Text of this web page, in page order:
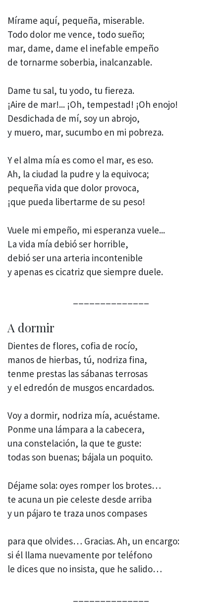
Mírame aquí, pequeña, miserable.
Todo dolor me vence, todo sueño;
mar, dame, dame el inefable empeño
de tornarme soberbia, inalcanzable.
Dame tu sal, tu yodo, tu fiereza.
¡Aire de mar!... ¡Oh, tempestad! ¡Oh enojo!
Desdichada de mí, soy un abrojo,
y muero, mar, sucumbo en mi pobreza.
Y el alma mía es como el mar, es eso.
Ah, la ciudad la pudre y la equivoca;
pequeña vida que dolor provoca,
¡que pueda libertarme de su peso!
Vuele mi empeño, mi esperanza vuele...
La vida mía debió ser horrible,
debió ser una arteria incontenible
y apenas es cicatriz que siempre duele.
A dormir
Dientes de flores, cofia de rocío,
manos de hierbas, tú, nodriza fina,
tenme prestas las sábanas terrosas
y el edredón de musgos encardados.
Voy a dormir, nodriza mía, acuéstame.
Ponme una lámpara a la cabecera,
una constelación, la que te guste:
todas son buenas; bájala un poquito.
Déjame sola: oyes romper los brotes…
te acuna un pie celeste desde arriba
y un pájaro te traza unos compases
para que olvides… Gracias. Ah, un encargo:
si él llama nuevamente por teléfono
le dices que no insista, que he salido…